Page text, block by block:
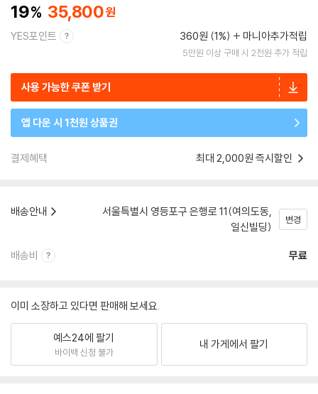
19 35,800
YES포인트 360원 (1%) 마니아추가적립
5만원 이상 구매 시 2천원 추가 적립
사용 가능한 쿠폰 받기
앱 다운 시 1천원 상품권
결제혜택 최대 2,000원 즉시할인
배송안내
서울특별시 영등포구 은행로 11(여의도동,
일신빌딩)
변경
배송비 무료
이미 소장하고 있다면 판매해 보세요.
예스24에 팔기
바이백 신청 불가
내 가게에서 팔기